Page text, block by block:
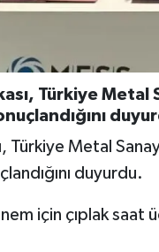
Türkiye Metal
Türkiye Metal
duyurdu.
için çıplak